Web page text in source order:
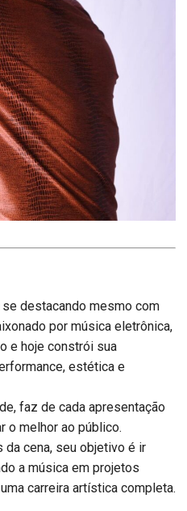
destacando mesmo com
por música eletrônica,
e hoje constrói sua
estética e
faz de cada apresentação
o melhor ao público.
cena, seu objetivo é ir
a música em projetos
carreira artística completa.